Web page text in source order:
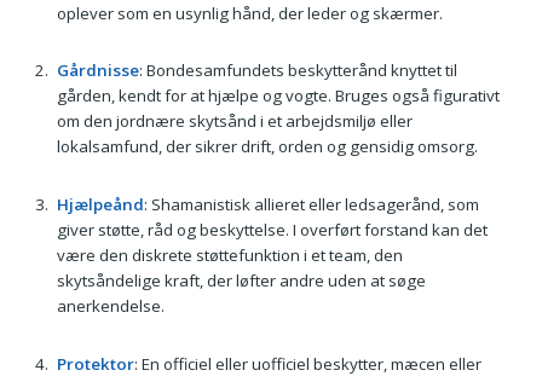
oplever som en usynlig hånd, der leder og skærmer.
Gårdnisse: Bondesamfundets beskytterånd knyttet til
gården, kendt for at hjælpe og vogte. Bruges også figurativt
om den jordnære skytsånd i et arbejdsmiljø eller
lokalsamfund, der sikrer drift, orden og gensidig omsorg.
Hjælpeånd: Shamanistisk allieret eller ledsagerånd, som
giver støtte, råd og beskyttelse. I overført forstand kan det
være den diskrete støttefunktion i et team, den
skytsåndelige kraft, der løfter andre uden at søge
anerkendelse.
Protektor: En officiel eller uofficiel beskytter, mæcen eller